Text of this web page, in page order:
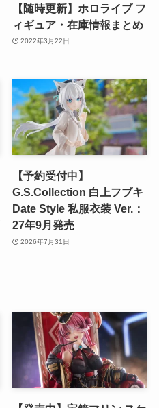
【随時更新】ホロライブ フ
ィギュア・在庫情報まとめ
2022年3月22日
【予約受付中】
G.S.Collection 白上フブキ
Date Style 私服衣装 Ver.：
27年9月発売
2026年7月31日